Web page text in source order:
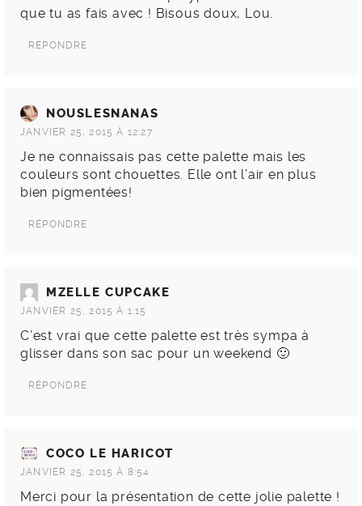
que tu as fais avec ! Bisous doux, Lou.
RÉPONDRE
NOUSLESNANAS
JANVIER 25, 2015 À 12:27
Je ne connaissais pas cette palette mais les
couleurs sont chouettes. Elle ont l’air en plus
bien pigmentées!
RÉPONDRE
MZELLE CUPCAKE
JANVIER 25, 2015 À 1:15
C’est vrai que cette palette est très sympa à
glisser dans son sac pour un weekend 🙂
RÉPONDRE
COCO LE HARICOT
JANVIER 25, 2015 À 8:54
Merci pour la présentation de cette jolie palette !